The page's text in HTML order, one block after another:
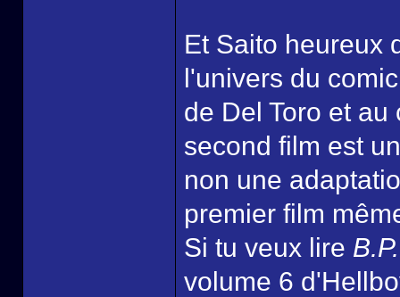
Et Saito heureux
l'univers du
de Del Toro et
second film est
non une
premier film
Si tu veux lire
volume 6